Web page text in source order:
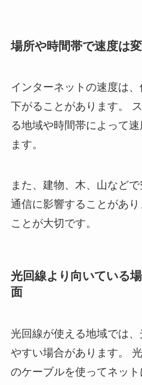
場所や時間帯で速度は
インターネットの速度は
下がることがあります。
る地域や時間帯によって
ます。
また、建物、木、山などで
通信に影響することがあ
ことが大切です。
光回線より向いている
面
光回線が使える地域では
やすい場合があります。
のケーブルを使ってネット